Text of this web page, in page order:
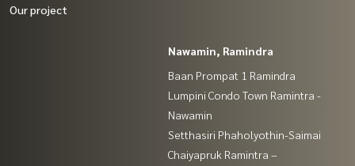
Our project
Nawamin, Ramindra
Baan Prompat 1 Ramindra
Lumpini Condo Town Ramintra -
Nawamin
Setthasiri Phaholyothin-Saimai
Chaiyapruk Ramintra –